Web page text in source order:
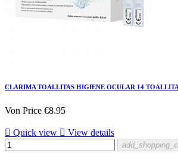
CLARIMA TOALLITAS HIGIENE OCULAR 14
Von Price €8.95
 Quick view  View details